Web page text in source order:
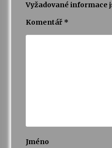
Vyžadované informace
Komentář *
Jméno